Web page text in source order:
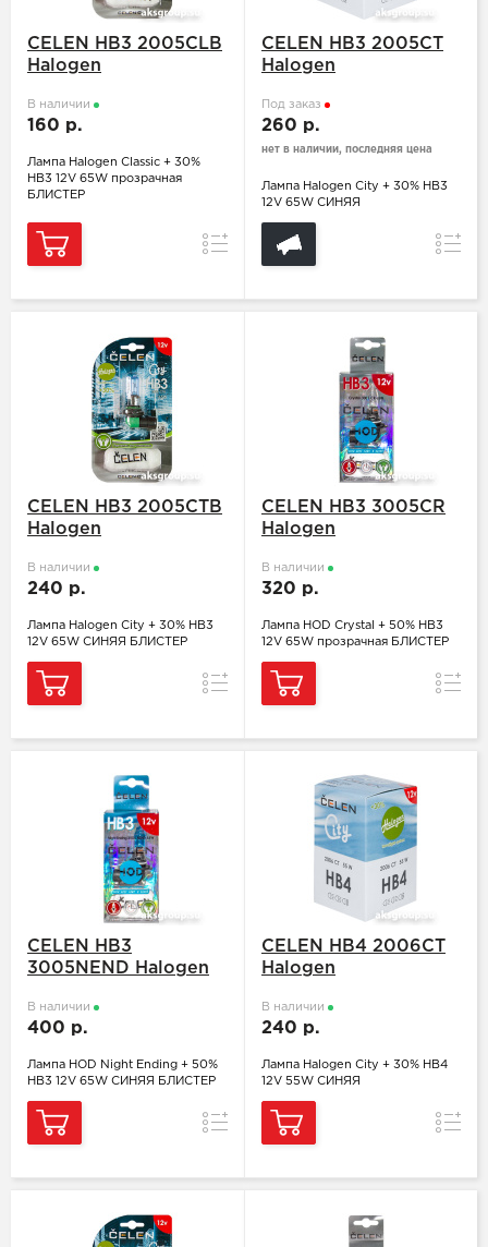
CELEN HB3 2005CLB
Halogen
В наличии
160 р.
Лампа Halogen Classic + 30%
HB3 12V 65W прозрачная
БЛИСТЕР
Сравнение
CELEN HB3 2005CT
Halogen
Под заказ
260 р.
нет в наличии, последняя цена
Лампа Halogen City + 30% HB3
12V 65W СИНЯЯ
CELEN HB3 2005CTB
Halogen
В наличии
240 р.
Лампа Halogen City + 30% HB3
12V 65W СИНЯЯ БЛИСТЕР
Сравнение
CELEN HB3 3005CR
Halogen
В наличии
320 р.
Лампа HOD Crystal + 50% HB3
12V 65W прозрачная БЛИСТЕР
CELEN HB3
3005NEND Halogen
В наличии
400 р.
Лампа HOD Night Ending + 50%
HB3 12V 65W СИНЯЯ БЛИСТЕР
Сравнение
CELEN HB4 2006CT
Halogen
В наличии
240 р.
Лампа Halogen City + 30% HB4
12V 55W СИНЯЯ